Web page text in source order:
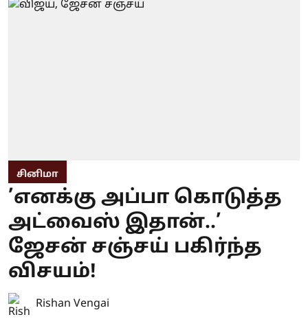
சினிமா
’எனக்கு அப்பா கொடுத்த
அட்வைஸ் இதான்..’
ஜேசன் சஞ்சய் பகிர்ந்த
விசயம்!
Rishan Vengai